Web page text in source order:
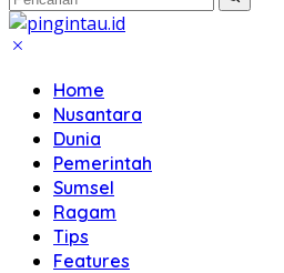
Home
Nusantara
Dunia
Pemerintah
Sumsel
Ragam
Tips
Features